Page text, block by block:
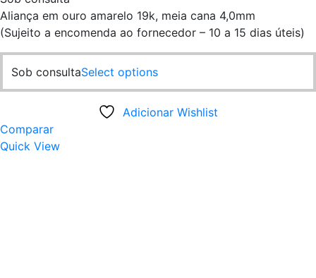
Aliança em ouro amarelo 19k, meia cana 4,0mm
(Sujeito a encomenda ao fornecedor – 10 a 15 dias úteis)
Sob consultaSelect optionsThis
product
multiple
Adicionar Wishlist
Comparar
Quick View